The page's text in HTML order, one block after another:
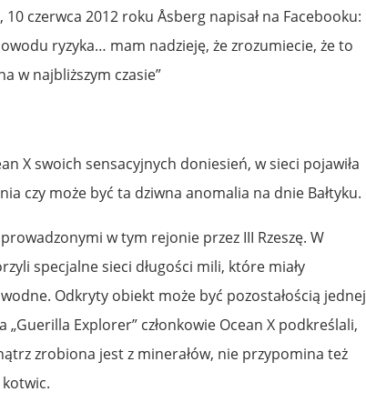
czerwca 2012 roku Åsberg napisał na Facebooku:
ryzyka… mam nadzieję, że zrozumiecie, że to
w najbliższym czasie”
X swoich sensacyjnych doniesień, w sieci pojawiła
czy może być ta dziwna anomalia na dnie Bałtyku.
w tym rejonie przez III Rzeszę. W
specjalne sieci długości mili, które miały
Odkryty obiekt może być pozostałością jednej
Explorer” członkowie Ocean X podkreślali,
zrobiona jest z minerałów, nie przypomina też